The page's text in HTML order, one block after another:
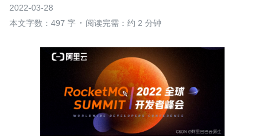
2022-03-28
本文字数：497 字
阅读完需：约 2 分钟